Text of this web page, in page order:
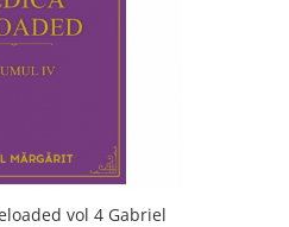
vol 4 Gabriel